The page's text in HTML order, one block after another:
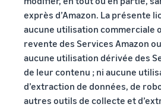
exprès d’Amazon. La présente
aucune utilisation commerciale
revente des Services Amazon
aucune utilisation dérivée des
de leur contenu ; ni aucune
d’extraction de données, de
autres outils de collecte et